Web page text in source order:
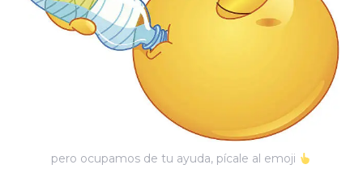
pero ocupamos de tu ayuda, pícale al emoji